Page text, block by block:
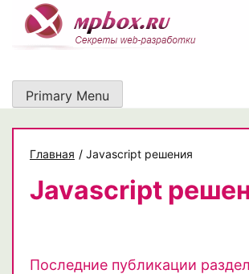
content
Primary Menu
Главная / Javascript решения
Javascript
Последние публикации